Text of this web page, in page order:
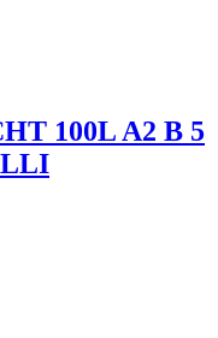
100L A2 B 5